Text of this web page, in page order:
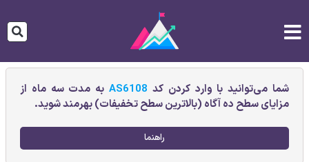
شما می‌توانید با وارد کردن کد AS6108به مدت سه ماه از
مزایای سطح ده آگاه (بالاترین سطح تخفیفات) بهرمند شوید.
راهنما